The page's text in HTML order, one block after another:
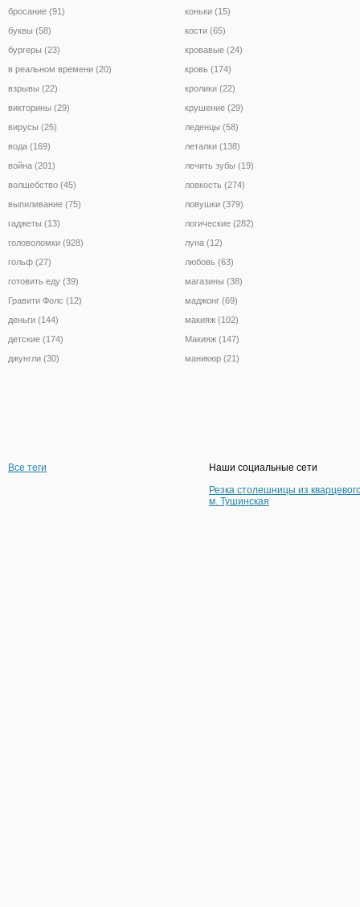
бросание (91)
буквы (58)
бургеры (23)
в реальном времени (20)
взрывы (22)
викторины (29)
вирусы (25)
вода (169)
война (201)
волшебство (45)
выпиливание (75)
гаджеты (13)
головоломки (928)
гольф (27)
готовить еду (39)
Гравити Фолс (12)
деньги (144)
детские (174)
джунгли (30)
коньки (15)
кости (65)
кровавые (24)
кровь (174)
кролики (22)
крушение (29)
леденцы (58)
леталки (138)
лечить зубы (19)
ловкость (274)
ловушки (379)
логические (282)
луна (12)
любовь (63)
магазины (38)
маджонг (69)
макияж (102)
Макияж (147)
маникюр (21)
Все теги
Наши социальные сети
Резка столешницы из
м. Тушинская